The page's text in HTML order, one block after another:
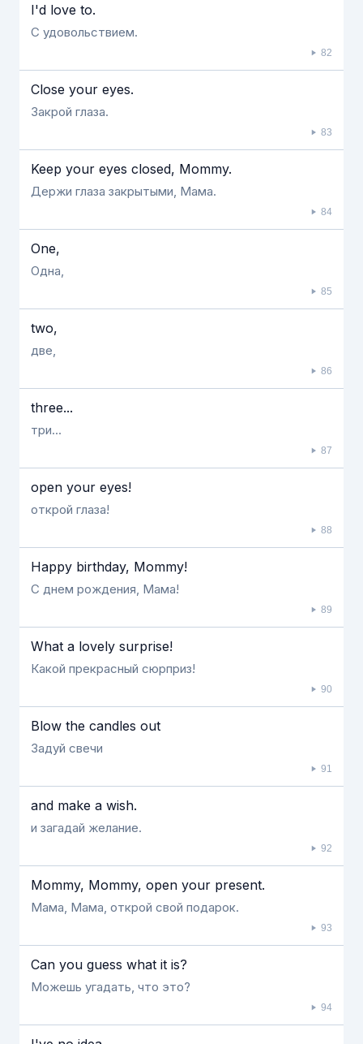
I'd love to.
С удовольствием.
82
Close your eyes.
Закрой глаза.
83
Keep your eyes closed, Mommy.
Держи глаза закрытыми, Мама.
84
One,
Одна,
85
two,
две,
86
three...
три...
87
open your eyes!
открой глаза!
88
Happy birthday, Mommy!
С днем рождения, Мама!
89
What a lovely surprise!
Какой прекрасный сюрприз!
90
Blow the candles out
Задуй свечи
91
and make a wish.
и загадай желание.
92
Mommy, Mommy, open your present.
Мама, Мама, открой свой подарок.
93
Can you guess what it is?
Можешь угадать, что это?
94